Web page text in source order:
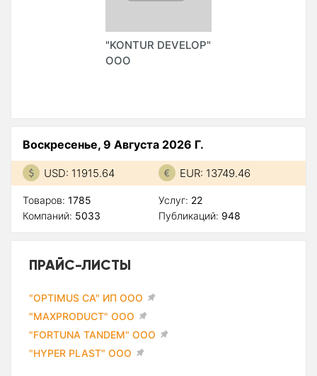
"KONTUR DEVELOP"
ООО
Воскресенье, 9 Августа 2026 Г.
USD: 11915.64 EUR: 13749.46
Товаров: 1785
Компаний: 5033
Услуг: 22
Публикаций: 948
ПРАЙС-ЛИСТЫ
"OPTIMUS CA" ИП ООО
"MAXPRODUCT" ООО
"FORTUNA TANDEM" ООО
"HYPER PLAST" ООО